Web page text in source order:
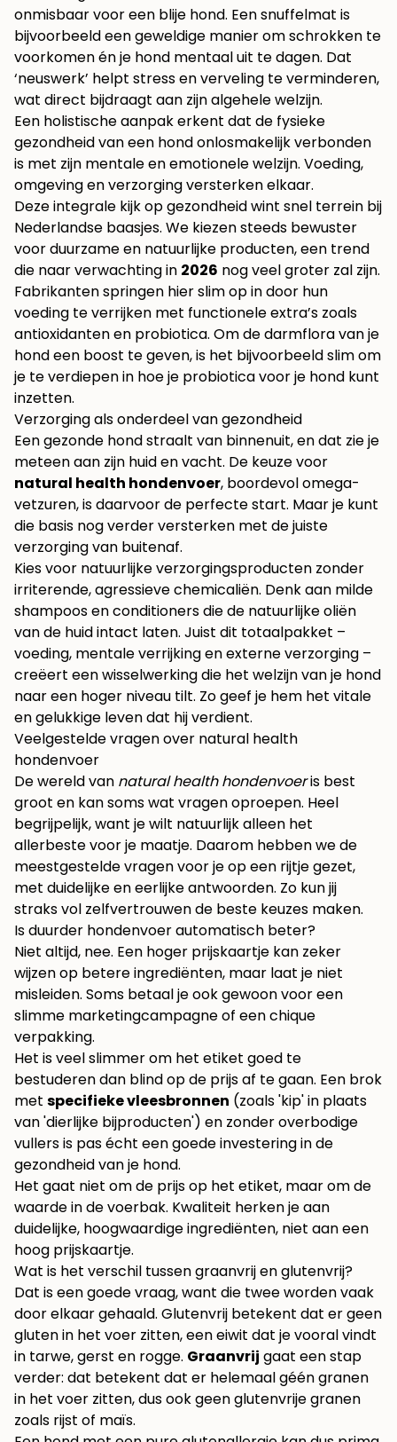
onmisbaar voor een blije hond. Een snuffelmat is
bijvoorbeeld een geweldige manier om schrokken te
voorkomen én je hond mentaal uit te dagen. Dat
‘neuswerk’ helpt stress en verveling te verminderen,
wat direct bijdraagt aan zijn algehele welzijn.
Een holistische aanpak erkent dat de fysieke
gezondheid van een hond onlosmakelijk verbonden
is met zijn mentale en emotionele welzijn. Voeding,
omgeving en verzorging versterken elkaar.
Deze integrale kijk op gezondheid wint snel terrein bij
Nederlandse baasjes. We kiezen steeds bewuster
voor duurzame en natuurlijke producten, een trend
die naar verwachting in 2026 nog veel groter zal zijn.
Fabrikanten springen hier slim op in door hun
voeding te verrijken met functionele extra’s zoals
antioxidanten en probiotica. Om de darmflora van je
hond een boost te geven, is het bijvoorbeeld slim om
je te verdiepen in hoe je probiotica voor je hond kunt
inzetten.
Verzorging als onderdeel van gezondheid
Een gezonde hond straalt van binnenuit, en dat zie je
meteen aan zijn huid en vacht. De keuze voor
natural health hondenvoer, boordevol omega-
vetzuren, is daarvoor de perfecte start. Maar je kunt
die basis nog verder versterken met de juiste
verzorging van buitenaf.
Kies voor natuurlijke verzorgingsproducten zonder
irriterende, agressieve chemicaliën. Denk aan milde
shampoos en conditioners die de natuurlijke oliën
van de huid intact laten. Juist dit totaalpakket –
voeding, mentale verrijking en externe verzorging –
creëert een wisselwerking die het welzijn van je hond
naar een hoger niveau tilt. Zo geef je hem het vitale
en gelukkige leven dat hij verdient.
Veelgestelde vragen over natural health
hondenvoer
De wereld van natural health hondenvoeris best
groot en kan soms wat vragen oproepen. Heel
begrijpelijk, want je wilt natuurlijk alleen het
allerbeste voor je maatje. Daarom hebben we de
meestgestelde vragen voor je op een rijtje gezet,
met duidelijke en eerlijke antwoorden. Zo kun jij
straks vol zelfvertrouwen de beste keuzes maken.
Is duurder hondenvoer automatisch beter?
Niet altijd, nee. Een hoger prijskaartje kan zeker
wijzen op betere ingrediënten, maar laat je niet
misleiden. Soms betaal je ook gewoon voor een
slimme marketingcampagne of een chique
verpakking.
Het is veel slimmer om het etiket goed te
bestuderen dan blind op de prijs af te gaan. Een brok
met specifieke vleesbronnen (zoals 'kip' in plaats
van 'dierlijke bijproducten') en zonder overbodige
vullers is pas écht een goede investering in de
gezondheid van je hond.
Het gaat niet om de prijs op het etiket, maar om de
waarde in de voerbak. Kwaliteit herken je aan
duidelijke, hoogwaardige ingrediënten, niet aan een
hoog prijskaartje.
Wat is het verschil tussen graanvrij en glutenvrij?
Dat is een goede vraag, want die twee worden vaak
door elkaar gehaald. Glutenvrij betekent dat er geen
gluten in het voer zitten, een eiwit dat je vooral vindt
in tarwe, gerst en rogge. Graanvrij gaat een stap
verder: dat betekent dat er helemaal géén granen
in het voer zitten, dus ook geen glutenvrije granen
zoals rijst of maïs.